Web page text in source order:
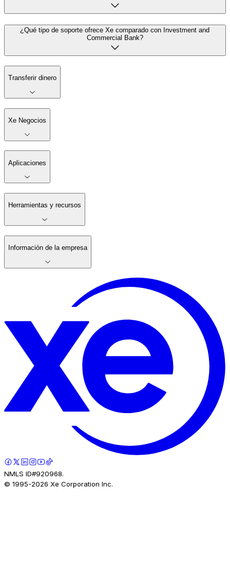
¿Qué tipo de soporte ofrece Xe comparado con Investment and
Commercial Bank?
Transferir dinero
Xe Negocios
Aplicaciones
Herramientas y recursos
Información de la empresa
NMLS ID#920968.
© 1995-2026 Xe Corporation Inc.